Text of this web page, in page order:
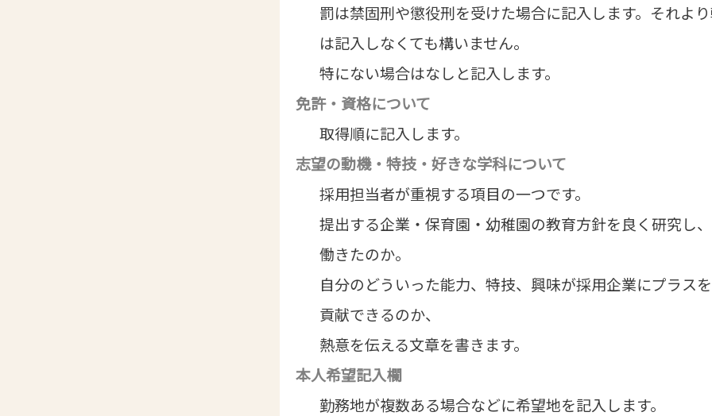
罰は禁固刑や懲役刑を受けた場合に記入します。それよ
は記入しなくても構いません。
特にない場合はなしと記入します。
免許・資格について
取得順に記入します。
志望の動機・特技・好きな学科について
採用担当者が重視する項目の一つです。
提出する企業・保育園・幼稚園の教育方針を良く研究し
働きたのか。
自分のどういった能力、特技、興味が採用企業にプラス
貢献できるのか、
熱意を伝える文章を書きます。
本人希望記入欄
勤務地が複数ある場合などに希望地を記入します。